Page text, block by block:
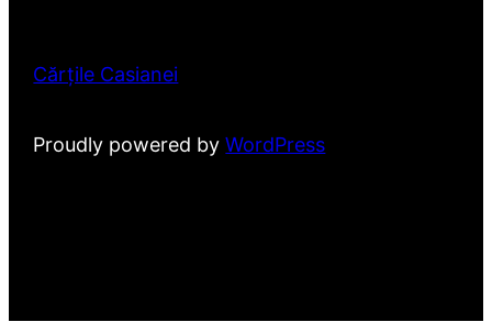
Cărțile Casianei
Proudly powered byWordPress